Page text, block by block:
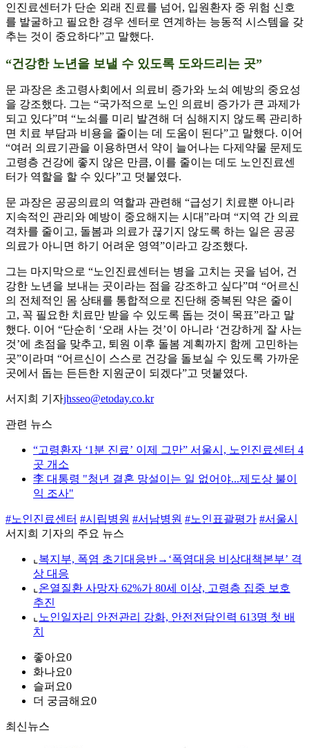
인진료센터가 단순 외래 진료를 넘어, 입원환자 중 위험 신호
를 발굴하고 필요한 경우 센터로 연계하는 능동적 시스템을 갖
추는 것이 중요하다”고 말했다.
“건강한 노년을 보낼 수 있도록 도와드리는 곳”
문 과장은 초고령사회에서 의료비 증가와 노쇠 예방의 중요성
을 강조했다. 그는 “국가적으로 노인 의료비 증가가 큰 과제가
되고 있다”며 “노쇠를 미리 발견해 더 심해지지 않도록 관리하
면 치료 부담과 비용을 줄이는 데 도움이 된다”고 말했다. 이어
“여러 의료기관을 이용하면서 약이 늘어나는 다제약물 문제도
고령층 건강에 좋지 않은 만큼, 이를 줄이는 데도 노인진료센
터가 역할을 할 수 있다”고 덧붙였다.
문 과장은 공공의료의 역할과 관련해 “급성기 치료뿐 아니라
지속적인 관리와 예방이 중요해지는 시대”라며 “지역 간 의료
격차를 줄이고, 돌봄과 의료가 끊기지 않도록 하는 일은 공공
의료가 아니면 하기 어려운 영역”이라고 강조했다.
그는 마지막으로 “노인진료센터는 병을 고치는 곳을 넘어, 건
강한 노년을 보내는 곳이라는 점을 강조하고 싶다”며 “어르신
의 전체적인 몸 상태를 통합적으로 진단해 중복된 약은 줄이
고, 꼭 필요한 치료만 받을 수 있도록 돕는 것이 목표”라고 말
했다. 이어 “단순히 ‘오래 사는 것’이 아니라 ‘건강하게 잘 사는
것’에 초점을 맞추고, 퇴원 이후 돌봄 계획까지 함께 고민하는
곳”이라며 “어르신이 스스로 건강을 돌보실 수 있도록 가까운
곳에서 돕는 든든한 지원군이 되겠다”고 덧붙였다.
서지희 기자jhsseo@etoday.co.kr
관련 뉴스
“고령환자 ‘1분 진료’ 이제 그만” 서울시, 노인진료센터 4
곳 개소
李 대통령 "청년 결혼 망설이는 일 없어야...제도상 불이
익 조사"
#노인진료센터 #시립병원 #서남병원 #노인표괄평가 #서울시
서지희 기자의 주요 뉴스
⌞ 복지부, 폭염 초기대응반→‘폭염대응 비상대책본부’ 격
상 대응
⌞ 온열질환 사망자 62%가 80세 이상, 고령층 집중 보호
추진
⌞ 노인일자리 안전관리 강화, 안전전담인력 613명 첫 배
치
좋아요0
화나요0
슬퍼요0
더 궁금해요0
최신뉴스